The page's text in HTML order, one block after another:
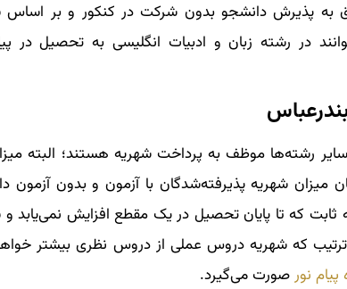
به پذیرش دانشجو بدون شرکت در کنکور و بر اساس
در رشته زبان و ادبیات انگلیسی به تحصیل در
رشته‌ها موظف به پرداخت شهریه هستند؛ البته
میزان شهریه پذیرفته‌شدگان با آزمون و بدون آزمون
که تا پایان تحصیل در یک مقطع افزایش نمی‌یابد و
که شهریه دروس عملی از دروس نظری بیشتر
نورصورت می‌گیرد.